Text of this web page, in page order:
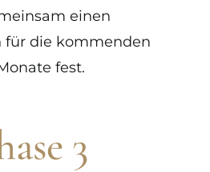
einen
für die kommenden
fest.
3